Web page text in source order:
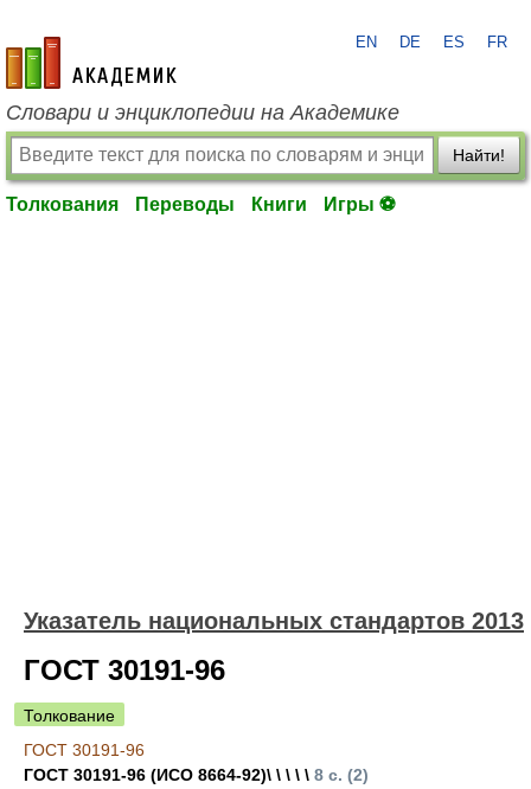
academic.ru
EN DE ES FR
Словари и энциклопедии на Академике
Найти!
Толкования Переводы Книги Игры ⚽
Указатель национальных стандартов 2013
ГОСТ 30191-96
Толкование
ГОСТ 30191-96
ГОСТ 30191-96 (ИСО 8664-92)\ \ \ \ \ 8 с. (2)